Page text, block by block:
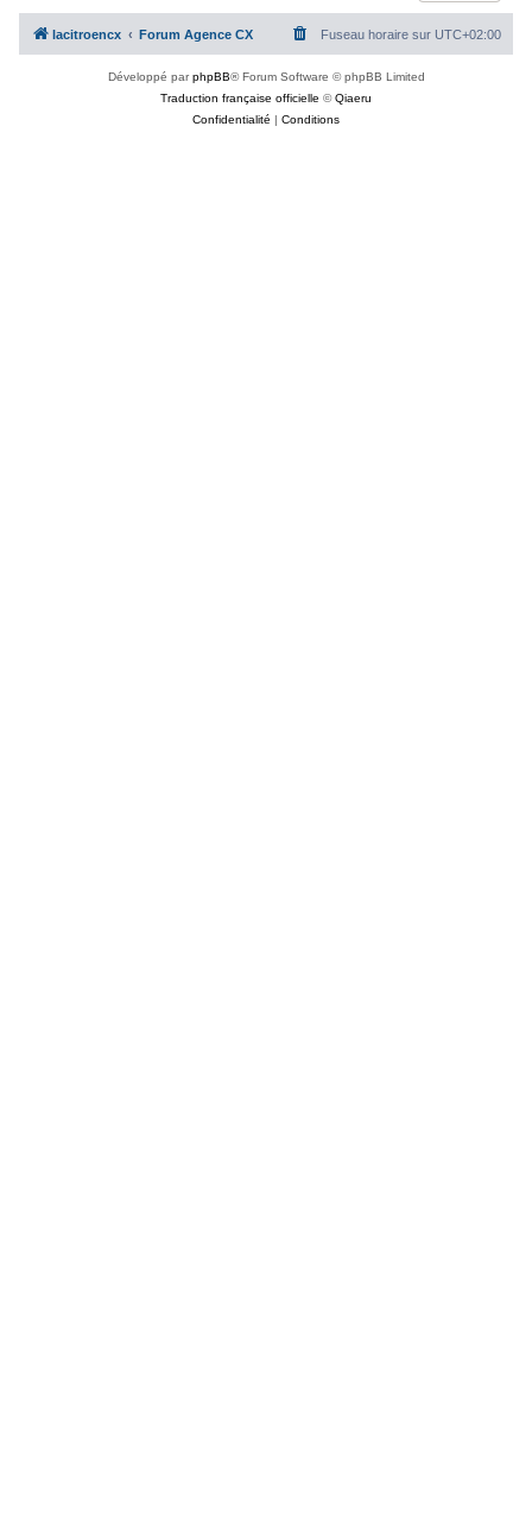
lacitroencx Forum Agence CX Fuseau horaire sur UTC+02:00
Développé parphpBB® Forum Software © phpBB Limited
Traduction française officielle ©Qiaeru
Confidentialité | Conditions